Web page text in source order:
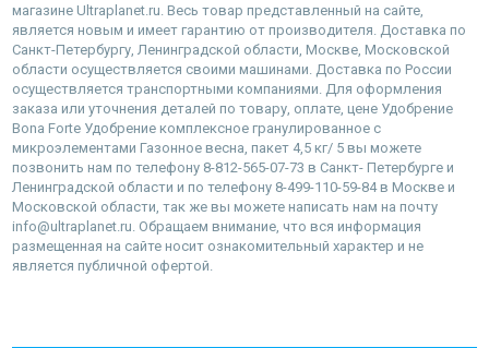
магазине Ultraplanet.ru. Весь товар представленный на сайте,
является новым и имеет гарантию от производителя. Доставка по
Санкт-Петербургу, Ленинградской области, Москве, Московской
области осуществляется своими машинами. Доставка по России
осуществляется транспортными компаниями. Для оформления
заказа или уточнения деталей по товару, оплате, цене Удобрение
Bona Forte Удобрение комплексное гранулированное с
микроэлементами Газонное весна, пакет 4,5 кг/ 5 вы можете
позвонить нам по телефону 8-812-565-07-73 в Санкт- Петербурге и
Ленинградской области и по телефону 8-499-110-59-84 в Москве и
Московской области, так же вы можете написать нам на почту
info@ultraplanet.ru. Обращаем внимание, что вся информация
размещенная на сайте носит ознакомительный характер и не
является публичной офертой.